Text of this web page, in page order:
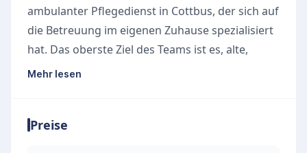
ambulanter Pflegedienst in Cottbus, der sich auf
die Betreuung im eigenen Zuhause spezialisiert
hat. Das oberste Ziel des Teams ist es, alte,
kranke und pflegebedürftige Menschen in ihrer
Klienten rund um die Uhr zur Verfügung, um
Mehr lesen
Preise